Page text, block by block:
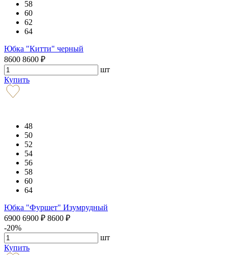
58
60
62
64
Юбка "Китти" черный
8600 8600 ₽
шт
Купить
48
50
52
54
56
58
60
64
Юбка "Фуршет" Изумрудный
6900 6900 ₽ 8600 ₽
-20%
шт
Купить